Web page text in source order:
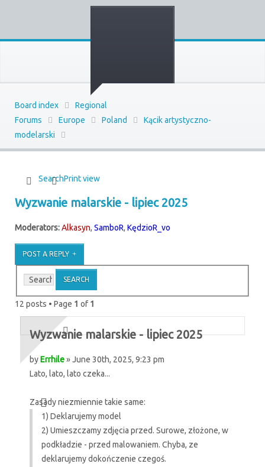
Board index
Regional
Forums
Europe Poland
Kącik artystyczno-
modelarski
SearchPrint view
Wyzwanie malarskie - lipiec 2025
Moderators:Alkasyn, SamboR, KędzioR_vo
POST A REPLY
12 posts • Page 1 of 1
Wyzwanie malarskie - lipiec 2025
byErrhile» June 30th, 2025, 9:23 pm
Lato, lato, lato czeka...
Zasady niezmiennie takie same:
1) Deklarujemy model
2) Umieszczamy zdjęcia przed. Surowe, złożone, w
podkładzie - przed malowaniem. Chyba, ze
deklarujemy dokończenie czegoś.